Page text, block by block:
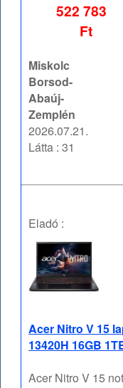
522 783
Ft
Miskolc
Borsod-
Abaúj-
Zemplén
2026.07.21.
Látta : 31
Eladó :
Acer Nitro V 15
13420H 16GB
Acer Nitro V 15